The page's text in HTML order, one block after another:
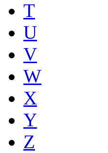
T
U
V
W
X
Y
Z